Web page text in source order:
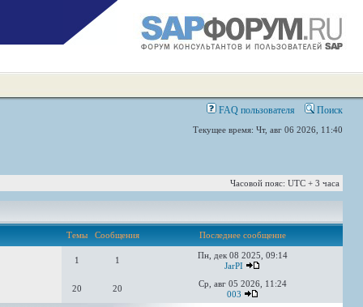
FAQ пользователя Поиск
Текущее время: Чт, авг 06 2026, 11:40
Часовой пояс: UTC + 3 часа
Темы Сообщения Последнее сообщение
1 1
Пн, дек 08 2025, 09:14
JarPI
20 20
Ср, авг 05 2026, 11:24
003